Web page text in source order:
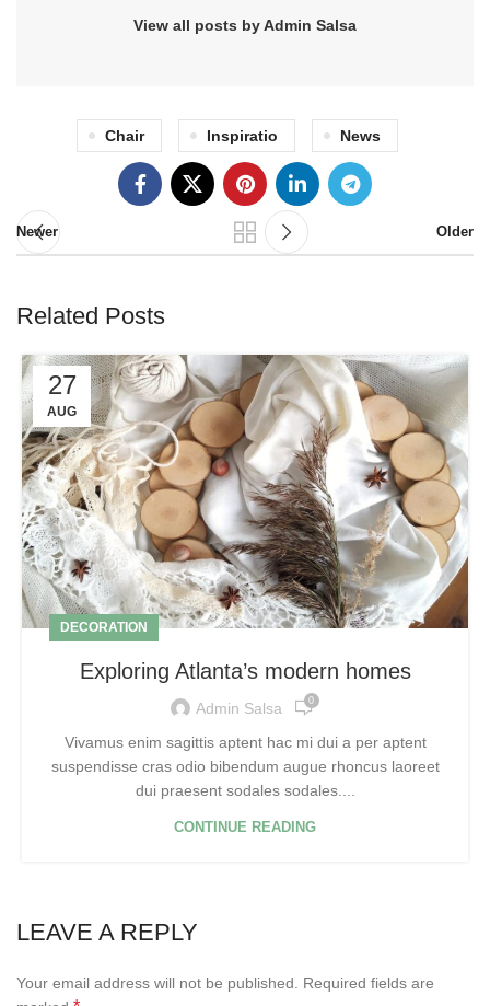
View all posts by Admin Salsa
Chair Inspiratio News
Newer Older
Related Posts
27
AUG
DECORATION
Exploring Atlanta’s modern homes
Admin Salsa 0
Vivamus enim sagittis aptent hac mi dui a per aptent
suspendisse cras odio bibendum augue rhoncus laoreet
dui praesent sodales sodales....
CONTINUE READING
LEAVE A REPLY
Your email address will not be published. Required fields are